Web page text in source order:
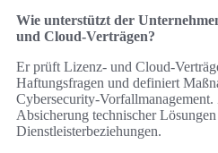
Wie unterstützt der
und Cloud‑Verträgen?
Er prüft Lizenz‑ und
Haftungsfragen und definiert
Absicherung technischer
Dienstleisterbeziehungen.